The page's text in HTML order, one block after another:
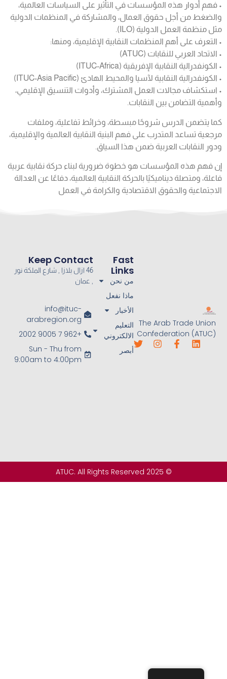
• فهم أدوار هذه المؤسسات في التأثير على السياسات العالمية،
والضغط من أجل حقوق العمال، والمشاركة في المنظمات الدولية
مثل منظمة العمل الدولية (ILO).
• التعرف على أهم المنظمات النقابية الإقليمية، ومنها:
• الاتحاد العربي للنقابات (ATUC)
• الكونفدرالية النقابية الإفريقية (ITUC-Africa)
• الكونفدرالية النقابية لآسيا والمحيط الهادئ (ITUC-Asia Pacific)
• استكشاف مجالات العمل المشترك، وأدوات التنسيق الإقليمي،
وأهمية التضامن بين النقابات.
كما يتضمن الدرس شروحًا مبسطة، وخرائط تفاعلية، وملفات
مرجعية تساعد المتدرب على فهم البنية النقابية العالمية والإقليمية،
ودور النقابات العربية ضمن هذا السياق.
إن فهم هذه المؤسسات هو خطوة ضرورية لبناء حركة نقابية عربية
فاعلة، ومتصلة ديناميكيًا بالحركة النقابية العالمية، دفاعًا عن العدالة
الاجتماعية والحقوق الاقتصادية والكرامة في العمل
The Arab Trade Union
Confederation (ATUC)
Fast
Links
من نحن
ماذا نفعل
الأخبار
التعليم
الالكتروني
أبصر
Keep Contact
46 ازال بلازا , شارع الملكة نور
, عمان
info@ituc-
arabregion.org
+962 7 9005 2002
Sun - Thu from
9:00am to 4:00pm
© 2025 ATUC. All Rights Reserved